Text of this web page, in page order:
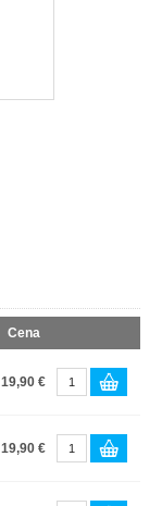
Cena
19,90 €
19,90 €